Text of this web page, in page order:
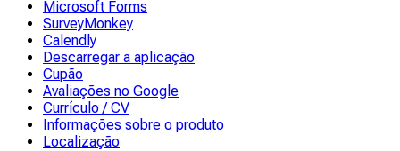
Microsoft Forms
SurveyMonkey
Calendly
Descarregar a aplicação
Cupão
Avaliações no Google
Currículo / CV
Informações sobre o produto
Localização